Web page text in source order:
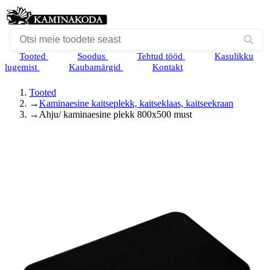
Tooted Soodus Tehtud tööd
Kasulikku
lugemist
Kaubamärgid Kontakt
Tooted
→Kaminaesine kaitseplekk, kaitseklaas, kaitseekraan
→ Ahju/ kaminaesine plekk 800x500 must